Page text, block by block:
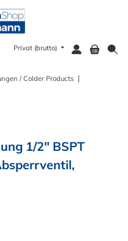
Privat (brutto)
/ Colder Products |
1/2" BSPT